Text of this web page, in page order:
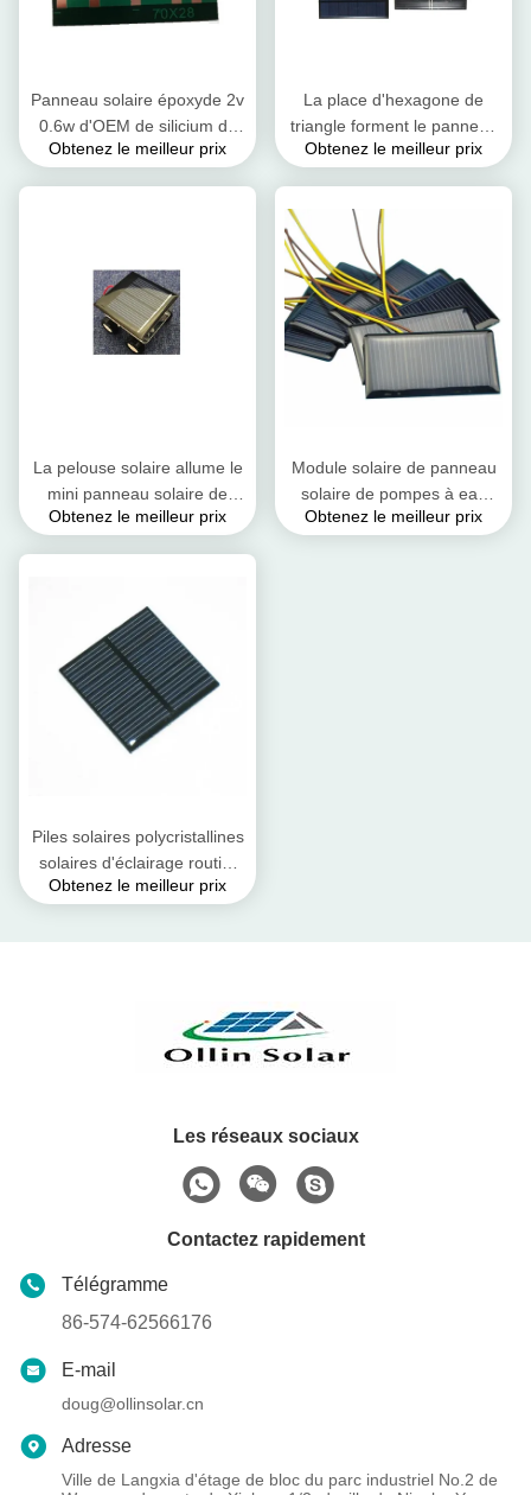
Panneau solaire époxyde 2v
0.6w d'OEM de silicium de
panneau de batterie
Obtenez le meilleur prix
La place d'hexagone de
triangle forment le panneau
solaire 1w 3w 5w de résine
Obtenez le meilleur prix
La pelouse solaire allume le
mini panneau solaire de
résine époxyde avec le taux
Obtenez le meilleur prix
Module solaire de panneau
solaire de pompes à eau
mini/panneaux solaires
Obtenez le meilleur prix
Piles solaires polycristallines
solaires d'éclairage routier
2V 0.6W sans cadre
Obtenez le meilleur prix
Les réseaux sociaux
Contactez rapidement
Télégramme
86-574-62566176
E-mail
doug@ollinsolar.cn
Adresse
Ville de Langxia d'étage de bloc du parc industriel No.2 de